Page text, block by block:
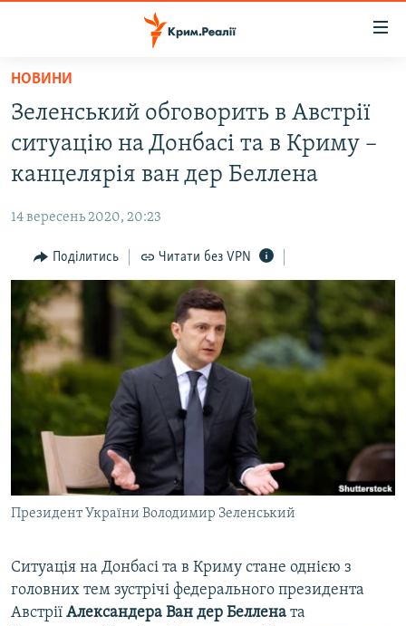
Перейти
основного
матеріалу
Перейти
до
основної
навігації
Перейти
до
пошуку
ВІДЕО ТА ФОТО
БЛОГИ
ПОГЛЯД
ІНТЕРВ'Ю
ВСЕ ЗА ДЕНЬ
СПЕЦПРОЕКТИ
ВІДЕОУРОКИ «ELIFBE»
СВІДЧЕННЯ ОКУПАЦІЇ
УКРАЇНСЬКА ПРОБЛЕМА КРИМУ
ІНФОГРАФІКА
ЯК ОБІЙТИ БЛОКУВАННЯ
Русский
Qırımtatar
ДОЛУЧАЙСЯ!
Усі сайти RFE/RL
НОВИНИ
Зеленський обговорить в Австрії
ситуацію на Донбасі та в Криму –
канцелярія ван дер Беллена
14 вересень 2020, 20:23
Поділитись Читати без VPN
Президент України Володимир Зеленський
Ситуація на Донбасі та в Криму стане однією з
головних тем зустрічі федерального президента
Австрії Александера Ван дер Беллена та